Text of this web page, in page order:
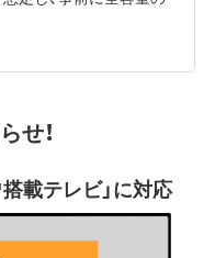
せ！
載テレビ」に対応